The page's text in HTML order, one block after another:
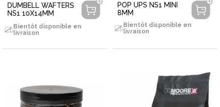
DUMBELL WAFTERS
NS1 10X14MM
Bientôt disponible en
livraison
POP UPS NS1 MINI
8MM
Bientôt disponible en
livraison